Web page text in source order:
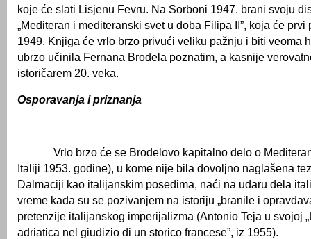
koje će slati Lisjenu Fevru. Na Sorboni 1947. brani svoju
„Mediteran i mediteranski svet u doba Filipa II”, koja će
1949. Knjiga će vrlo brzo privući veliku pažnju i biti veoma
ubrzo učinila Fernana Brodela poznatim, a kasnije
istoričarem 20. veka.
Osporavanja i priznanja
Vrlo brzo će se Brodelovo kapitalno delo o
Italiji 1953. godine), u kome nije bila dovoljno naglašena
Dalmaciji kao italijanskim posedima, naći na udaru dela
vreme kada su se pozivanjem na istoriju „branile i
pretenzije italijanskog imperijalizma (Antonio Teja u svojoj
adriatica nel giudizio di un storico francese”, iz 1955).